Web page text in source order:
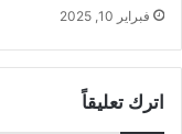
فبراير 10, 2025
اترك تعليقاً